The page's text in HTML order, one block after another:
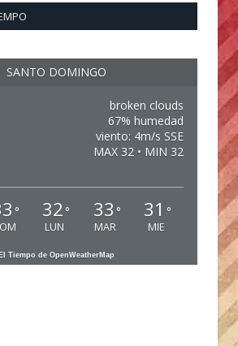
SANTO DOMINGO
broken clouds
67% humedad
viento: 4m/s SSE
MAX 32 • MIN 32
° 32 °
LUN
33 °
MAR
31 °
MIE
El Tiempo de OpenWeatherMap